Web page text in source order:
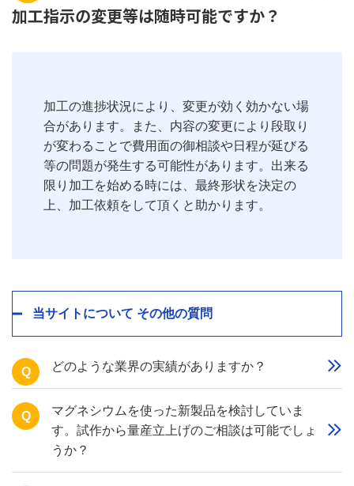
加工指示の変更等は随時可能ですか？
加工の進捗状況により、変更が効く効かない場
合があります。また、内容の変更により段取り
が変わることで費用面の御相談や日程が延びる
等の問題が発生する可能性があります。出来る
限り加工を始める時には、最終形状を決定の
上、加工依頼をして頂くと助かります。
当サイトについて その他の質問
Q どのような業界の実績がありますか？
Q
マグネシウムを使った新製品を検討していま
す。試作から量産立上げのご相談は可能でしょ
うか？